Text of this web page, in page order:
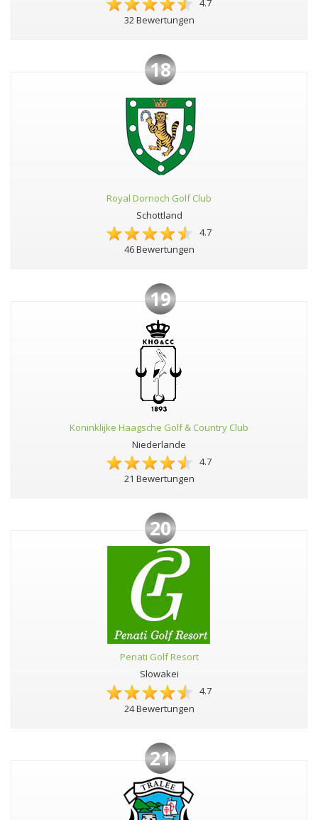
4.7
32 Bewertungen
18
Royal Dornoch Golf Club
Schottland
4.7
46 Bewertungen
19
Koninklijke Haagsche Golf & Country Club
Niederlande
4.7
21 Bewertungen
20
Penati Golf Resort
Slowakei
4.7
24 Bewertungen
21